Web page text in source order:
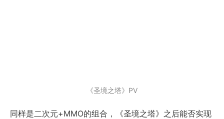
《圣境之塔》PV
同样是二次元+MMO的组合，《圣境之塔》之后能否实现